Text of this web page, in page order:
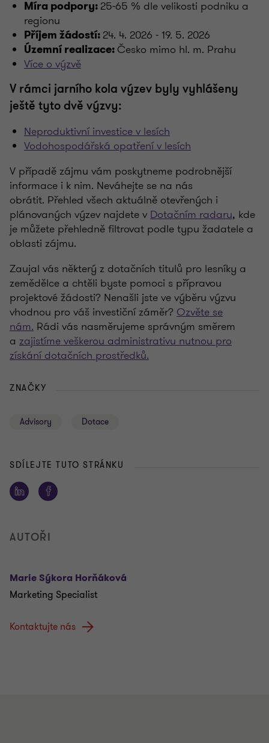
Míra podpory: 25-65 % dle velikosti podniku a
regionu
Příjem žádostí: 24. 4. 2026 - 19. 5. 2026
Územní realizace: Česko mimo hl. m. Prahu
Více o výzvě
V rámci jarního kola výzev byly vyhlášeny
ještě tyto dvě výzvy:
Neproduktivní investice v lesích
Vodohospodářská opatření v lesích
V případě zájmu vám poskytneme podrobnější
informace i k nim. Neváhejte se na nás
obrátit. Přehled všech aktuálně otevřených i
plánovaných výzev najdete v Dotačním radaru, kde
je můžete přehledně filtrovat podle typu žadatele a
oblasti zájmu.
Zaujal vás některý z dotačních titulů pro lesníky a
zemědělce a chtěli byste pomoci s přípravou
projektové žádosti? Nenašli jste ve výběru výzvu
vhodnou pro váš investiční záměr? Ozvěte se
nám. Rádi vás nasměrujeme správným směrem
a zajistíme veškerou administrativu nutnou pro
získání dotačních prostředků.
ZNAČKY
Advisory Dotace
SDÍLEJTE TUTO STRÁNKU
AUTOŘI
Marie Sýkora Horňáková
Marketing Specialist
Kontaktujte nás